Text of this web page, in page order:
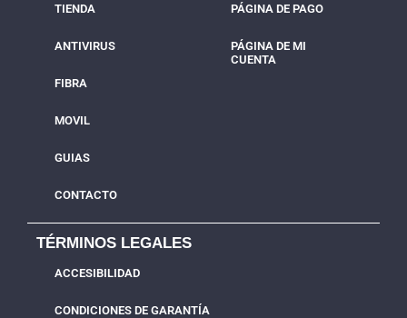
TIENDA
ANTIVIRUS
FIBRA
MOVIL
GUIAS
CONTACTO
PÁGINA DE PAGO
PÁGINA DE MI
CUENTA
TÉRMINOS LEGALES
ACCESIBILIDAD
CONDICIONES DE GARANTÍA